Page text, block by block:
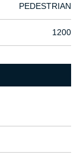
PEDESTRIAN
1200